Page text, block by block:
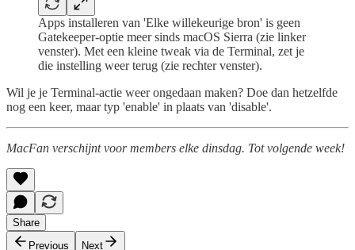
Apps installeren van 'Elke willekeurige bron' is geen
Gatekeeper-optie meer sinds macOS Sierra (zie linker
venster). Met een kleine tweak via de Terminal, zet je
die instelling weer terug (zie rechter venster).
Wil je je Terminal-actie weer ongedaan maken? Doe dan hetzelfde
nog een keer, maar typ 'enable' in plaats van 'disable'.
MacFan verschijnt voor members elke dinsdag. Tot volgende week!
Share
Previous
Next